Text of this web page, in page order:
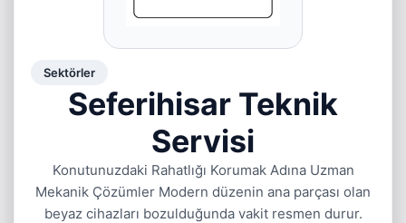
Sektörler
Seferihisar Teknik
Servisi
Konutunuzdaki Rahatlığı Korumak Adına Uzman
Mekanik Çözümler Modern düzenin ana parçası olan
beyaz cihazları bozulduğunda vakit resmen durur.